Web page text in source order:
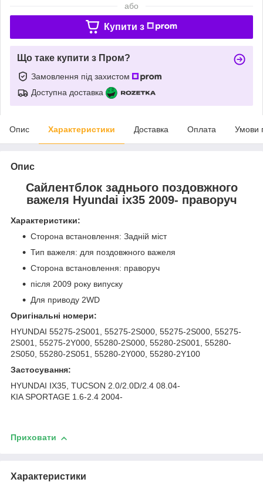
або
Купити з
Що таке купити з Пром?
Замовлення під захистом
Доступна доставка
Опис Характеристики Доставка Оплата Умови
Опис
Сайлентблок заднього поздовжного
важеля Hyundai ix35 2009- праворуч
Характеристики:
Сторона встановлення: Задній міст
Тип важеля: для поздовжного важеля
Сторона встановлення: праворуч
після 2009 року випуску
Для приводу 2WD
Оригінальні номери:
HYUNDAI 55275-2S001, 55275-2S000, 55275-2S000, 55275-
2S001, 55275-2Y000, 55280-2S000, 55280-2S001, 55280-
2S050, 55280-2S051, 55280-2Y000, 55280-2Y100
Застосування:
HYUNDAI IX35, TUCSON 2.0/2.0D/2.4 08.04-
KIA SPORTAGE 1.6-2.4 2004-
Приховати
Характеристики